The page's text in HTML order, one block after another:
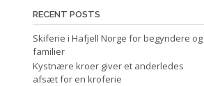
RECENT POSTS
Skiferie i Hafjell Norge for begyndere og
familier
Kystnære kroer giver et anderledes
afsæt for en kroferie